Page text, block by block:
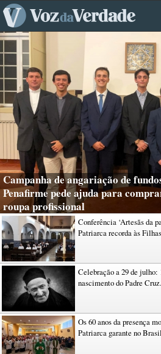
Campanha de angariação de
Penafirme pede ajuda para
roupa profissional
Conferência ‘Artesãs da
Patriarca recorda às
Celebração a 29 de julho:
nascimento do Padre
Os 60 anos da presença
Patriarca garante no